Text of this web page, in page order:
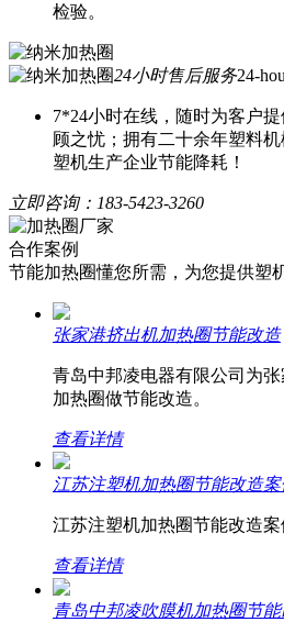
检验。
24小时售后服务24-
7*24小时在线，随时为客户
顾之忧；拥有二十余年塑料
塑机生产企业节能降耗！
立即咨询： 183-5423-3260
合作案例
节能加热圈懂您所需，为您提供塑
张家港挤出机加热圈节能改造
青岛中邦凌电器有限公司为
加热圈做节能改造。
查看详情
江苏注塑机加热圈节能改造案
江苏注塑机加热圈节能改造案
查看详情
青岛中邦凌吹膜机加热圈节